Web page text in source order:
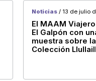
Noticias/ 13 de julio
El MAAM
El Galpón con
muestra sobre la
Colección